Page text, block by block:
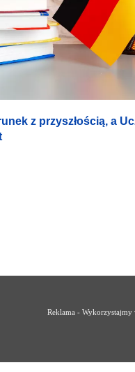
z przyszłością, a
Reklama - Wykorzystajmy